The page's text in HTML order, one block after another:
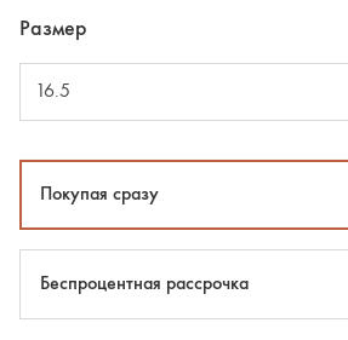
Размер
16.5
Покупая сразу
Беспроцентная рассрочка